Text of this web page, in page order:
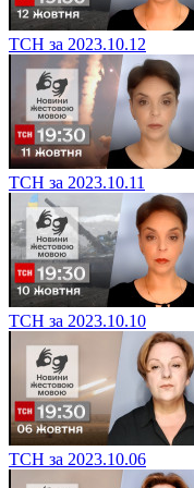
ТСН за 2023.10.12
ТСН за 2023.10.11
ТСН за 2023.10.10
ТСН за 2023.10.06